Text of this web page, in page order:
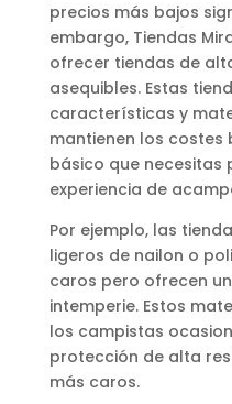
precios más bajos
embargo, Tiendas
ofrecer tiendas de
asequibles. Estas
características y
mantienen los costes
básico que necesitas
experiencia de
Por ejemplo, las
ligeros de nailon o
caros pero ofrecen
intemperie. Estos
los campistas
protección de alta
más caros.